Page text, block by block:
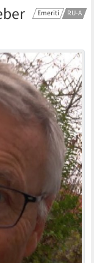
Emeriti RU-A